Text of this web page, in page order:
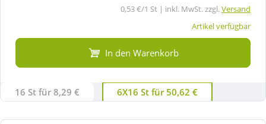
0,53 €/1 St | inkl. MwSt. zzgl.Versand
Artikel verfügbar
In den Warenkorb
16 St für 8,29 € 6X16 St für 50,62 €